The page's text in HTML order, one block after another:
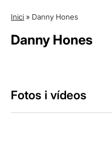
Inici » Danny Hones
Danny Hones
Fotos i vídeos